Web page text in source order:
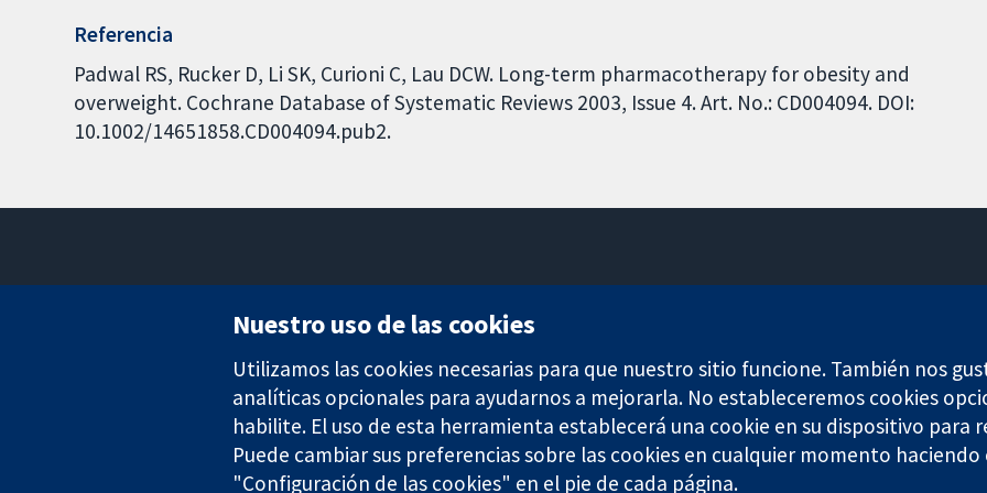
Referencia
Padwal RS, Rucker D, Li SK, Curioni C, Lau DCW. Long-term pharmacotherapy for obesity and
overweight. Cochrane Database of Systematic Reviews 2003, Issue 4. Art. No.: CD004094. DOI:
10.1002/14651858.CD004094.pub2.
Londres
Reino Unido
Nuestro uso de las cookies
Utilizamos las cookies necesarias para que nuestro sitio funcione. También nos
analíticas opcionales para ayudarnos a mejorarla. No estableceremos cookies
habilite. El uso de esta herramienta establecerá una cookie en su dispositivo para
Puede cambiar sus preferencias sobre las cookies en cualquier momento haciendo
"Configuración de las cookies" en el pie de cada página.